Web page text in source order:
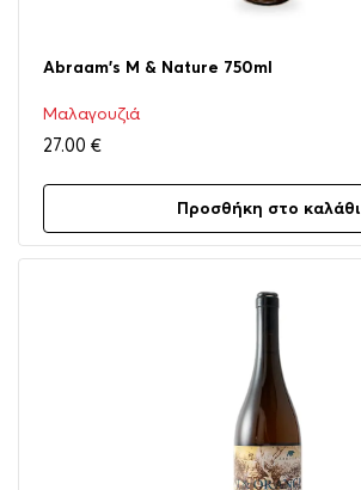
Abraam’s M & Nature 750ml
Μαλαγουζιά
27.00 €
Προσθήκη στο καλάθι